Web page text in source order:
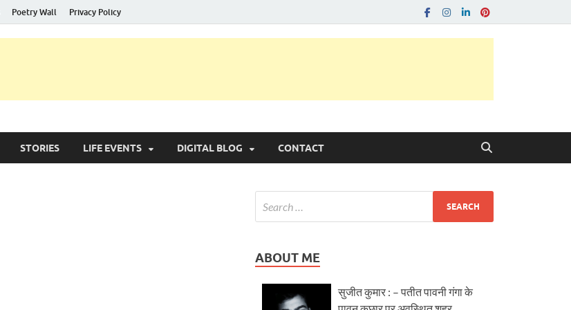
Poetry Wall Privacy Policy
STORIES LIFE EVENTS DIGITAL BLOG CONTACT
ABOUT ME
सुजीत कुमार : – पतीत पावनी गंगा के